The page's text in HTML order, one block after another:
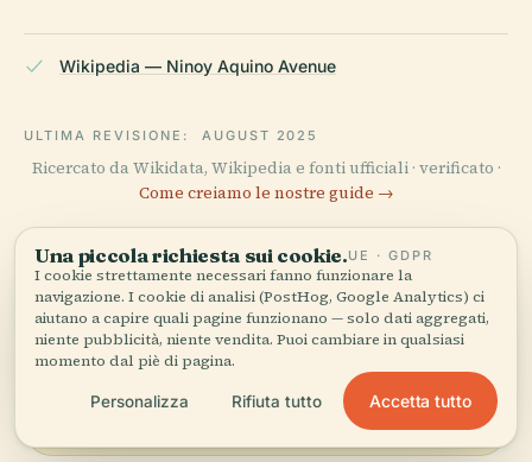
Wikipedia — Ninoy Aquino Avenue
ULTIMA REVISIONE: AUGUST 2025
Ricercato da Wikidata, Wikipedia e fonti ufficiali · verificato ·
Come creiamo le nostre guide →
Esplora la zona
Vedi Avenida Ninoy
Aquino sulla mappa e
dintorni.
Vedi mappa
Una piccola richiesta sui cookie.UE · GDPR
I cookie strettamente necessari fanno funzionare la
navigazione. I cookie di analisi (PostHog, Google Analytics) ci
aiutano a capire quali pagine funzionano — solo dati aggregati,
niente pubblicità, niente vendita. Puoi cambiare in qualsiasi
momento dal piè di pagina.
Personalizza Rifiuta tutto Accetta tutto